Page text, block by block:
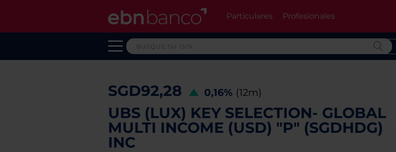
Particulares Profesionales
SGD92,28 0,16% (12m)
UBS (LUX) KEY SELECTION- GLOBAL
MULTI INCOME (USD) "P" (SGDHDG)
INC